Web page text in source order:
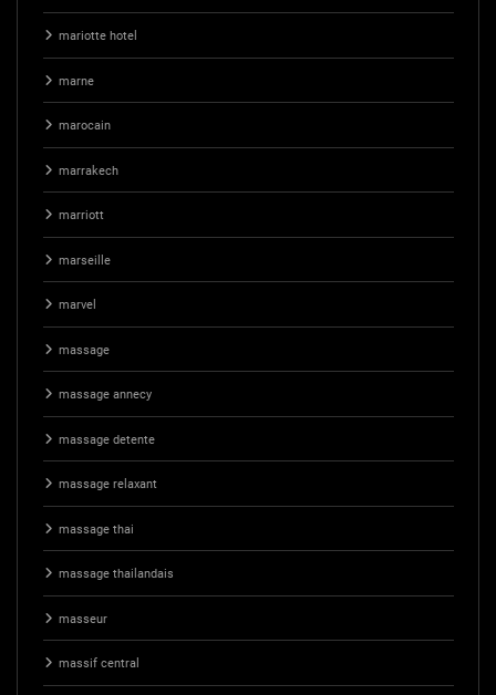
mariotte hotel
marne
marocain
marrakech
marriott
marseille
marvel
massage
massage annecy
massage detente
massage relaxant
massage thai
massage thailandais
masseur
massif central